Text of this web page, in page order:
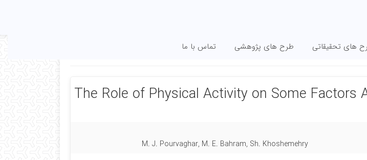
های تحقیقاتی طرح های پژوهشی تماس با ما
The Role of Physical Activity on Some Factors
M. J. Pourvaghar, M. E. Bahram, Sh. Khoshemehry